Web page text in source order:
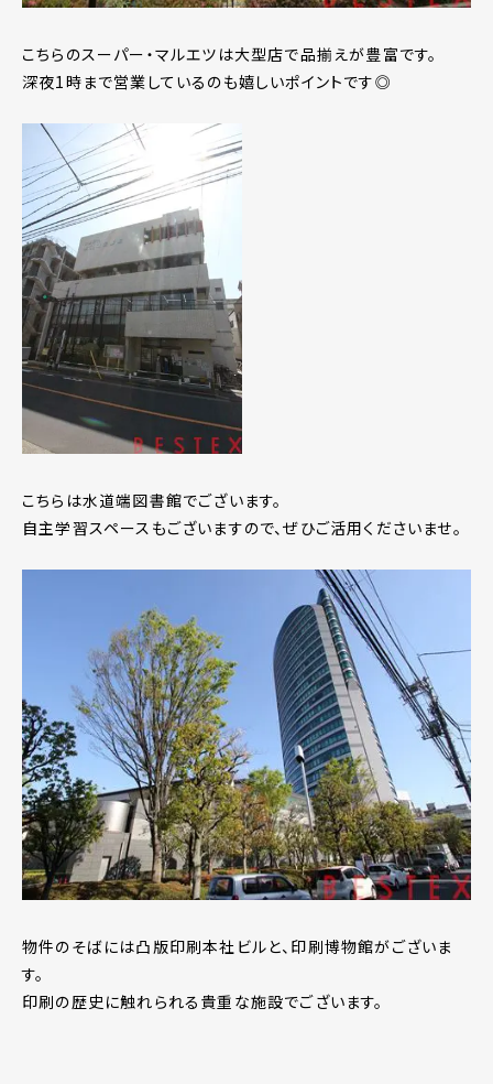
こちらのスーパー・マルエツは大型店で品揃えが豊富です。
深夜1時まで営業しているのも嬉しいポイントです◎
こちらは水道端図書館でございます。
自主学習スペースもございますので、ぜひご活用くださいませ。
物件のそばには凸版印刷本社ビルと、印刷博物館がございま
す。
印刷の歴史に触れられる貴重な施設でございます。